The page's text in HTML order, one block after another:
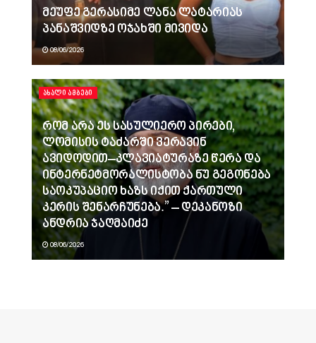
მეუფე გერასიმე ლანა ლატარიას
პანაშვიდზე ოჯახში მივიდა
08/06/2026
ᲐᲮᲐᲚᲘ ᲐᲛᲑᲔᲑᲘ
რომ არა ეს სასულიერო პირები,
ლომისის ტაძარში ვერავინ
ავიდოდით–კლავიატურაზე წერა და
ინტერნეტმორალისტობა ნუ გეგონება
საოკუპაციო ხაზს იქით ქართული
კერის შენარჩუნება.” – დეკანოზი
ანდრია ჯაღმაიძე
08/06/2026